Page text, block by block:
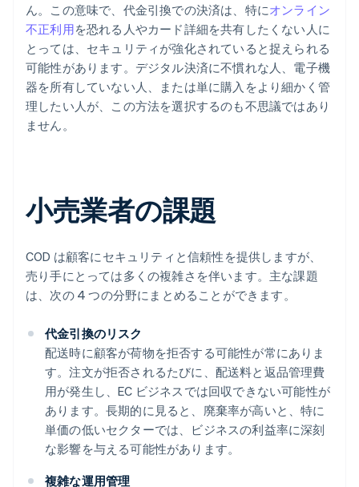
ん。この意味で、代金引換での決済は、特にオンライン
不正利用を恐れる人やカード詳細を共有したくない人に
とっては、セキュリティが強化されていると捉えられる
可能性があります。デジタル決済に不慣れな人、電子機
器を所有していない人、または単に購入をより細かく管
理したい人が、この方法を選択するのも不思議ではあり
ません。
小売業者の課題
COD は顧客にセキュリティと信頼性を提供しますが、
売り手にとっては多くの複雑さを伴います。主な課題
は、次の 4 つの分野にまとめることができます。
代金引換のリスク
配送時に顧客が荷物を拒否する可能性が常にありま
す。注文が拒否されるたびに、配送料と返品管理費
用が発生し、EC ビジネスでは回収できない可能性が
あります。長期的に見ると、廃棄率が高いと、特に
単価の低いセクターでは、ビジネスの利益率に深刻
な影響を与える可能性があります。
複雑な運用管理